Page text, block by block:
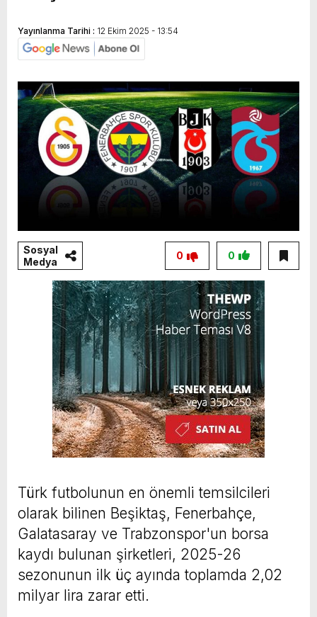
Yayınlanma Tarihi : 12 Ekim 2025 - 13:54
Sosyal
Medya
0
0
Türk futbolunun en önemli temsilcileri
olarak bilinen Beşiktaş, Fenerbahçe,
Galatasaray ve Trabzonspor'un borsa
kaydı bulunan şirketleri, 2025-26
sezonunun ilk üç ayında toplamda 2,02
milyar lira zarar etti.